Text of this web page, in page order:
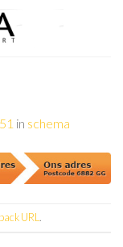
in schema
URL